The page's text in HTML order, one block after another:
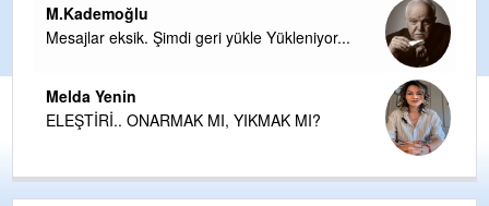
M.Kademoğlu
Mesajlar eksik. Şimdi geri yükle Yükleniyor...
Melda Yenin
ELEŞTİRİ.. ONARMAK MI, YIKMAK MI?